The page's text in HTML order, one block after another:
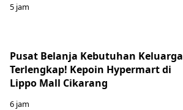
5 jam
Pusat Belanja Kebutuhan Keluarga
Terlengkap! Kepoin Hypermart di
Lippo Mall Cikarang
6 jam